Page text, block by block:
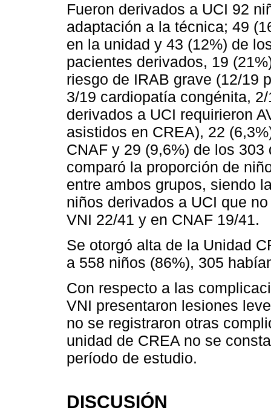
Fueron derivados a UCI 92
adaptación a la técnica; 49
en la unidad y 43 (12%) de
pacientes derivados, 19
riesgo de IRAB grave (12/19
3/19 cardiopatía congénita,
derivados a UCI requirieron
asistidos en CREA), 22
CNAF y 29 (9,6%) de los
comparó la proporción de
entre ambos grupos, siendo
niños derivados a UCI que
VNI 22/41 y en CNAF 19/41.
Se otorgó alta de la Unidad
a 558 niños (86%), 305
Con respecto a las
VNI presentaron lesiones
no se registraron otras
unidad de CREA no se
período de estudio.
DISCUSIÓN